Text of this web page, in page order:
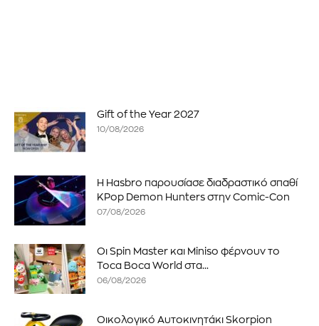
Gift of the Year 2027
10/08/2026
Η Hasbro παρουσίασε διαδραστικό σπαθί
KPop Demon Hunters στην Comic-Con
07/08/2026
Οι Spin Master και Miniso φέρνουν το
Toca Boca World στα...
06/08/2026
Οικολογικό Αυτοκινητάκι Skorpion